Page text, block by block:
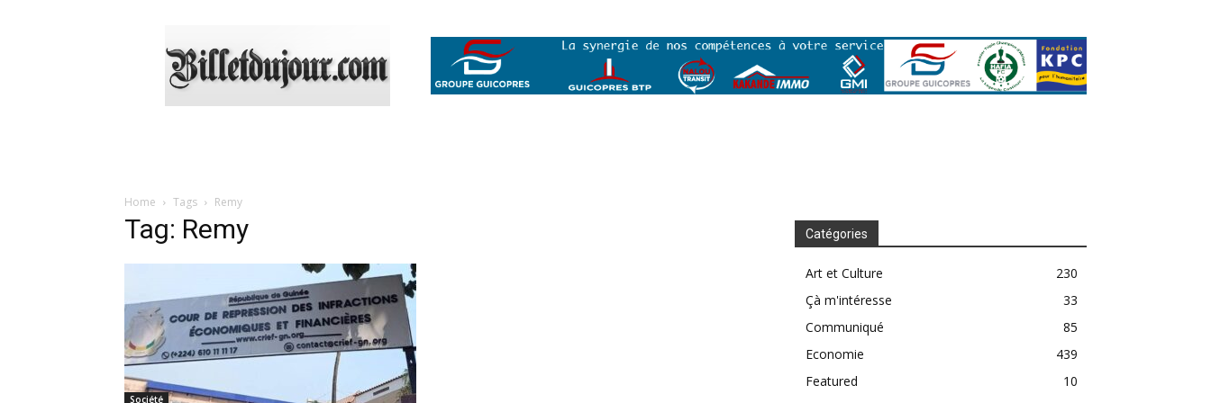
Home Tags Remy
Tag: Remy
Société
Catégories
Art et Culture
230
Çà m'intéresse
33
Communiqué
85
Economie
439
Featured
10